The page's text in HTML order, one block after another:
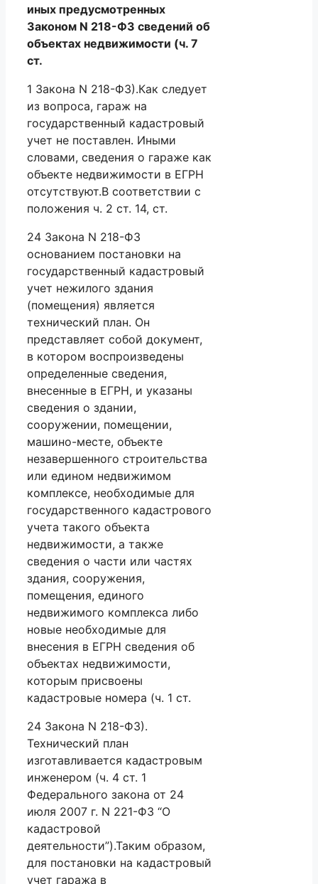
иных предусмотренных
Законом N 218-ФЗ сведений об
объектах недвижимости (ч. 7
ст.
1 Закона N 218-ФЗ).Как следует
из вопроса, гараж на
государственный кадастровый
учет не поставлен. Иными
словами, сведения о гараже как
объекте недвижимости в ЕГРН
отсутствуют.В соответствии с
положения ч. 2 ст. 14, ст.
24 Закона N 218-ФЗ
основанием постановки на
государственный кадастровый
учет нежилого здания
(помещения) является
технический план. Он
представляет собой документ,
в котором воспроизведены
определенные сведения,
внесенные в ЕГРН, и указаны
сведения о здании,
сооружении, помещении,
машино-месте, объекте
незавершенного строительства
или едином недвижимом
комплексе, необходимые для
государственного кадастрового
учета такого объекта
недвижимости, а также
сведения о части или частях
здания, сооружения,
помещения, единого
недвижимого комплекса либо
новые необходимые для
внесения в ЕГРН сведения об
объектах недвижимости,
которым присвоены
кадастровые номера (ч. 1 ст.
24 Закона N 218-ФЗ).
Технический план
изготавливается кадастровым
инженером (ч. 4 ст. 1
Федерального закона от 24
июля 2007 г. N 221-ФЗ “О
кадастровой
деятельности”).Таким образом,
для постановки на кадастровый
учет гаража в